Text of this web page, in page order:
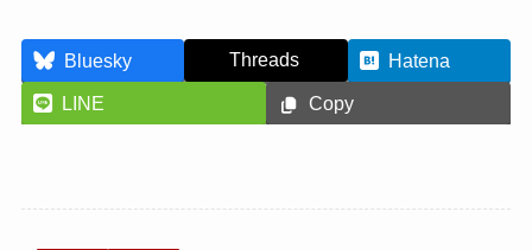
Bluesky Threads
Hatena
LINE
Copy